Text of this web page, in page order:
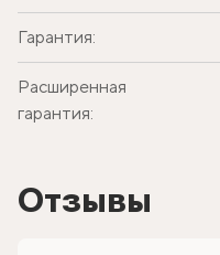
Гарантия:
Расширенная
гарантия:
Отзывы